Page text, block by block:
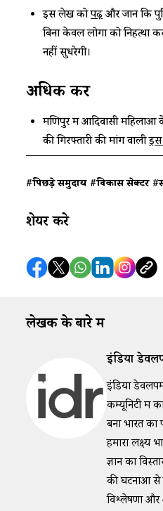
इस लेख कोपढ़ेंऔर जानें कि
बिना केवल लोगों को निहत्था
नहीं सुधरेगी।
अधिक करें
मणिपुर में आदिवासी महिलाओं
की गिरफ्तारी की मांग वालीइस
#पिछड़े समुदाय #विकास सेक्टर
शेयर करे
लेखक के बारे में
इंडिया
इंडिया
कम्यूनिटी में
बना भारत का
हमारा लक्ष्य
ज्ञान का
की घटनाओं से
विश्लेषणों और